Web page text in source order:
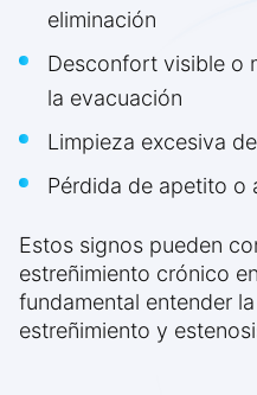
eliminación
Desconfort visible o
la evacuación
Limpieza excesiva
Pérdida de apetito o
Estos signos pueden
estreñimiento crónico
fundamental entender
estreñimiento y